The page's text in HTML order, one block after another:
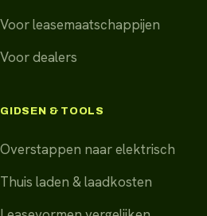
Voor leasemaatschappijen
Voor dealers
GIDSEN & TOOLS
Overstappen naar elektrisch
Thuis laden & laadkosten